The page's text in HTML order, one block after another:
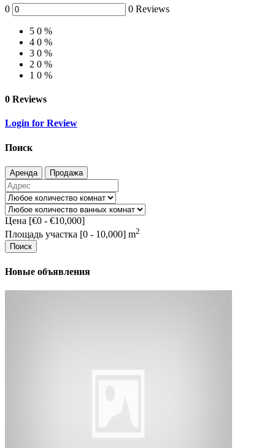
0 0 Reviews
5 0 %
4 0 %
3 0 %
2 0 %
1 0 %
0 Reviews
Login for Review
Поиск
Аренда Продажа
Цена [€0 - €10,000]
Площадь участка [0 - 10,000] m2
Поиск
Новые объявления